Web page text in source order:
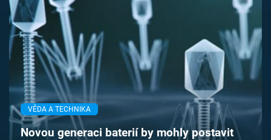
Témata
Pořady
TV Program
Časopis
Sledujte prima+
VĚDA A TECHNIKA
Novou generaci baterií by mohly postavit